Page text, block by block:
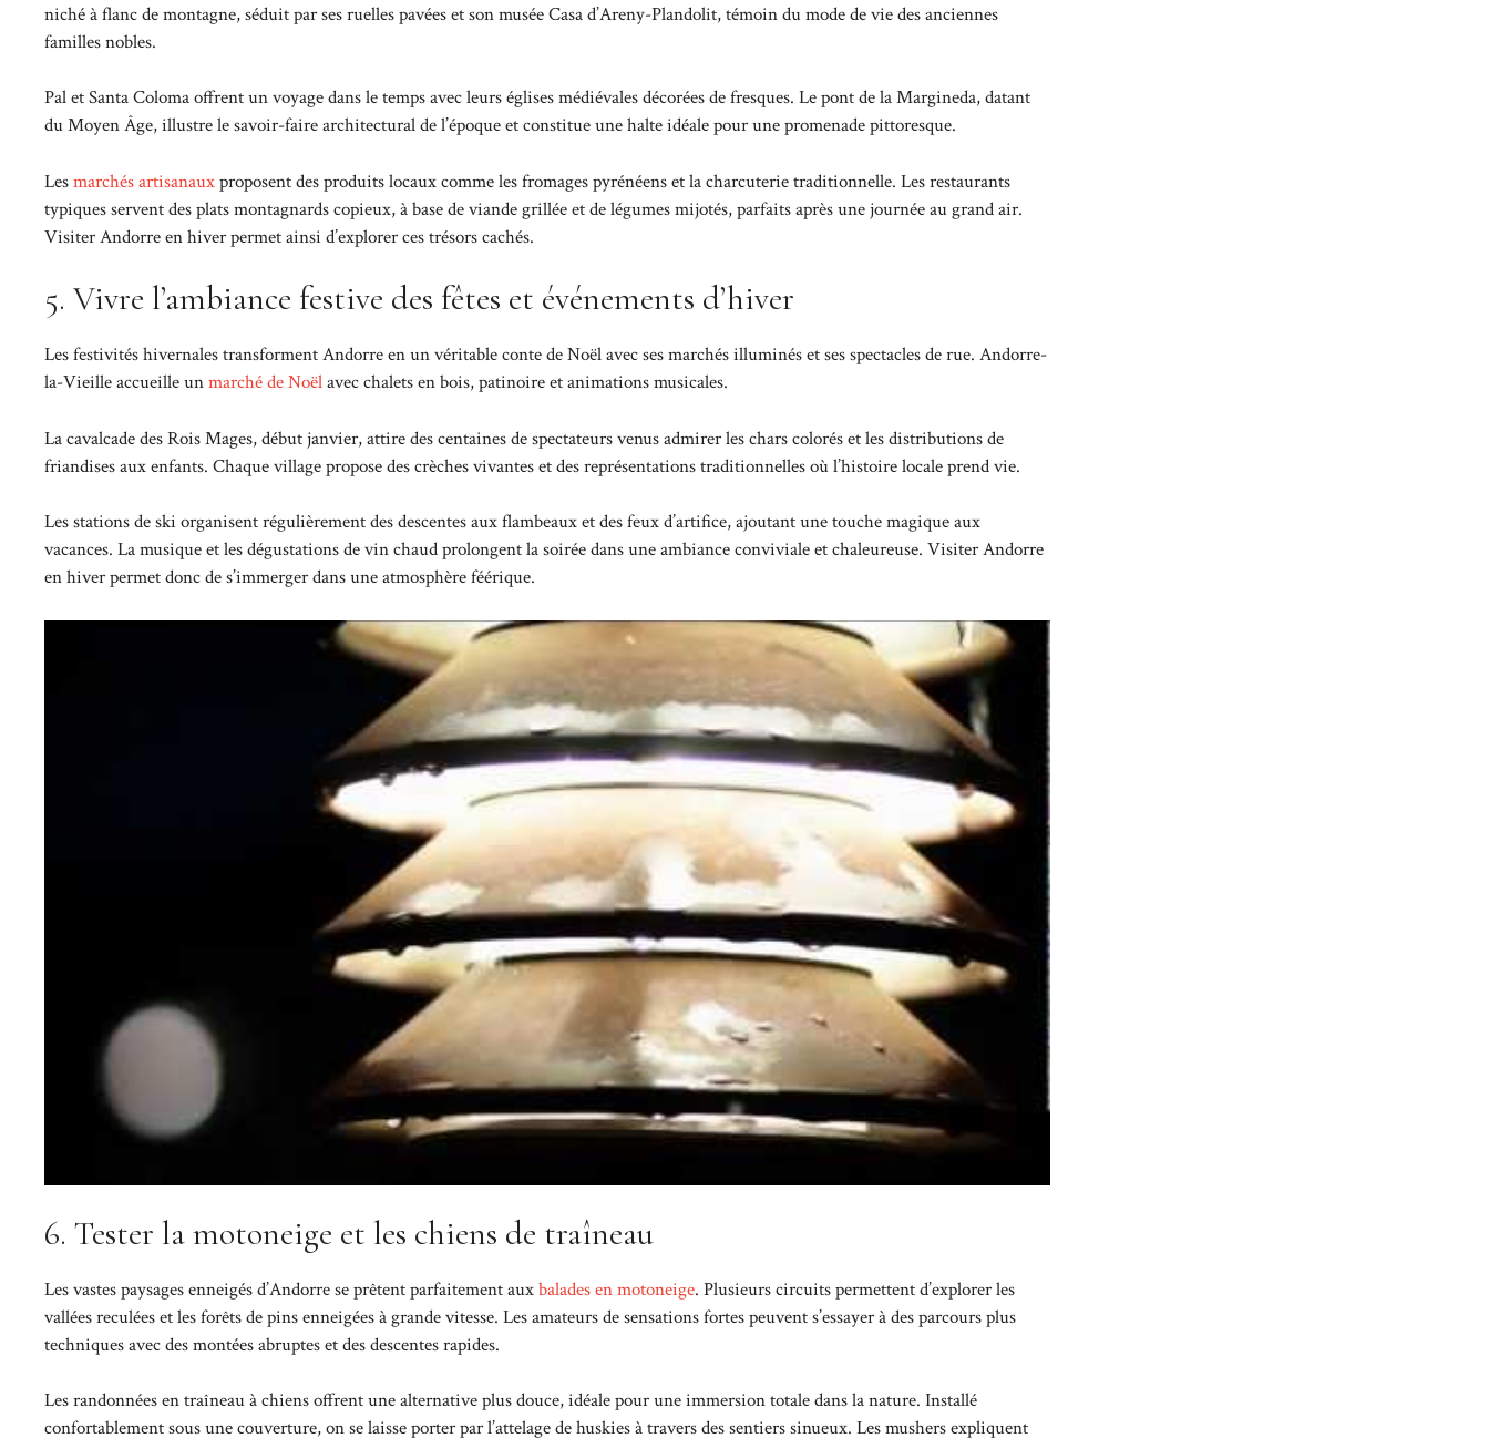
niché à flanc de montagne, séduit par ses ruelles pavées et son musée Casa d’Areny-Plandolit, témoin du mode de vie des anciennes
familles nobles.
Pal et Santa Coloma offrent un voyage dans le temps avec leurs églises médiévales décorées de fresques. Le pont de la Margineda, datant
du Moyen Âge, illustre le savoir-faire architectural de l’époque et constitue une halte idéale pour une promenade pittoresque.
Lesmarchés artisanauxproposent des produits locaux comme les fromages pyrénéens et la charcuterie traditionnelle. Les restaurants
typiques servent des plats montagnards copieux, à base de viande grillée et de légumes mijotés, parfaits après une journée au grand air.
Visiter Andorre en hiver permet ainsi d’explorer ces trésors cachés.
5. Vivre l’ambiance festive des fêtes et événements d’hiver
Les festivités hivernales transforment Andorre en un véritable conte de Noël avec ses marchés illuminés et ses spectacles de rue. Andorre-
la-Vieille accueille unmarché de Noëlavec chalets en bois, patinoire et animations musicales.
La cavalcade des Rois Mages, début janvier, attire des centaines de spectateurs venus admirer les chars colorés et les distributions de
friandises aux enfants. Chaque village propose des crèches vivantes et des représentations traditionnelles où l’histoire locale prend vie.
Les stations de ski organisent régulièrement des descentes aux flambeaux et des feux d’artifice, ajoutant une touche magique aux
vacances. La musique et les dégustations de vin chaud prolongent la soirée dans une ambiance conviviale et chaleureuse. Visiter Andorre
en hiver permet donc de s’immerger dans une atmosphère féérique.
6. Tester la motoneige et les chiens de traîneau
Les vastes paysages enneigés d’Andorre se prêtent parfaitement auxbalades en motoneige. Plusieurs circuits permettent d’explorer les
vallées reculées et les forêts de pins enneigées à grande vitesse. Les amateurs de sensations fortes peuvent s’essayer à des parcours plus
techniques avec des montées abruptes et des descentes rapides.
Les randonnées en traîneau à chiens offrent une alternative plus douce, idéale pour une immersion totale dans la nature. Installé
confortablement sous une couverture, on se laisse porter par l’attelage de huskies à travers des sentiers sinueux. Les mushers expliquent